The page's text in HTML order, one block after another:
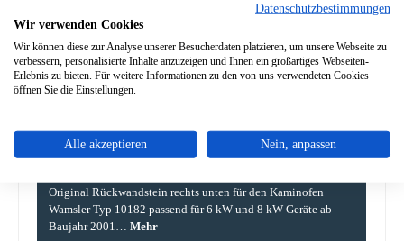
Zum Merkzettel hinzufügen
Frage zum Produkt
Original Rückwandstein rechts unten für den Kaminofen
Wamsler Typ 10182 passend für 6 kW und 8 kW Geräte ab
Baujahr 2001… Mehr
Datenschutzbestimmungen
Wir verwenden Cookies
Wir können diese zur Analyse unserer Besucherdaten platzieren, um unsere Webseite zu
verbessern, personalisierte Inhalte anzuzeigen und Ihnen ein großartiges Webseiten-
Erlebnis zu bieten. Für weitere Informationen zu den von uns verwendeten Cookies
öffnen Sie die Einstellungen.
Alle akzeptieren Nein, anpassen